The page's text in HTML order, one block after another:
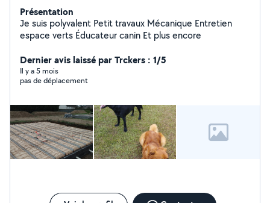
Présentation
Je suis polyvalent Petit travaux Mécanique Entretien
espace verts Éducateur canin Et plus encore
Dernier avis laissé par Trckers : 1/5
Il y a 5 mois
pas de déplacement